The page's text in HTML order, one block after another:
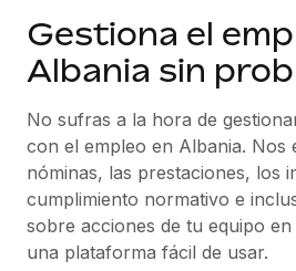
EMPLEO GLOBAL
Nómina global
Gestiona las nóminas de forma
legalidad.
Employer of Record
Expándete en todo el mundo
Soluciones
COBERTURA MUNDIAL
Explorador de países
Consulta el soporte del empleo
Explorador estatal de EE.
Simplifica la contratación en
Recursos
HERRAMIENTAS Y
Calculadora del riesgo de
Consulta el riesgo de
Precios
Gestiona el
Albania sin
No sufras a la hora de
con el empleo en Albania. Nos
nóminas, las prestaciones, los
cumplimiento normativo e
sobre acciones de tu equipo
una plataforma fácil de usar.